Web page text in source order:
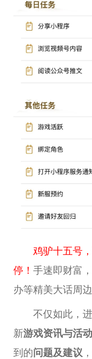
鸡驴十五号
停！ 手速即财富
办等精美大话周
不仅如此，进
新游戏资讯与活
到的 问题及建议